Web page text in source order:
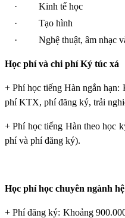
·
Kinh tế học
·
Tạo hình
·
Nghệ thuật, âm nhạc
Học phí và chi phí Ký túc xá
+ Phí học tiếng Hàn ngắn
phí KTX, phí đăng ký, trải
+ Phí học tiếng Hàn theo học
phí và phí đăng ký).
Học phí học chuyên ngành
+ Phí đăng ký: Khoảng